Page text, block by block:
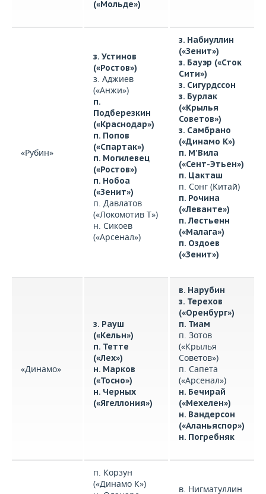
(«Мольде»)
«Рубин»
з. Устинов
(«Ростов»)
з. Аджиев
(«Анжи»)
п.
Подберезкин
(«Краснодар»)
п. Попов
(«Спартак»)
п. Могилевец
(«Ростов»)
п. Нобоа
(«Зенит»)
п. Давлатов
(«Локомотив Т»)
н. Сикоев
(«Арсенал»)
з. Набиуллин
(«Зенит»)
з. Бауэр («Сток
Сити»)
з. Сигурдссон
з. Бурлак
(«Крылья
Советов»)
з. Самбрано
(«Динамо К»)
п. М'Вила
(«Сент-Этьен»)
п. Цакташ
п. Сонг (Китай)
п. Рочина
(«Леванте»)
п. Лестьенн
(«Малага»)
п. Оздоев
(«Зенит»)
«Динамо»
з. Рауш
(«Кельн»)
п. Тетте
(«Лех»)
н. Марков
(«Тосно»)
н. Черных
(«Ягеллония»)
в. Нарубин
з. Терехов
(«Оренбург»)
п. Тиам
п. Зотов
(«Крылья
Советов»)
п. Сапета
(«Арсенал»)
н. Бечирай
(«Мехелен»)
н. Вандерсон
(«Аланьяспор»)
н. Погребняк
п. Корзун
(«Динамо К»)
в. Нигматуллин